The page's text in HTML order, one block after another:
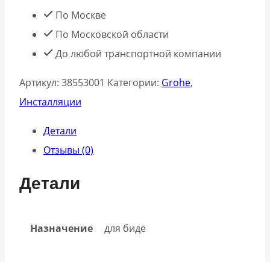
инсталляции
для
биде
SL
38553001
По Москве
По Московской области
До любой транспортной компании
Артикул: 38553001 Категории: Grohe,
Инсталляции
Детали
Отзывы (0)
Детали
Назначение для биде